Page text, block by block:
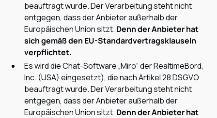
beauftragt wurde. Der Verarbeitung steht nicht
entgegen, dass der Anbieter außerhalb der
Europäischen Union sitzt. Denn der Anbieter hat
sich gemäß den EU-Standardvertragsklauseln
verpflichtet.
Es wird die Chat-Software „Miro“ der RealtimeBord,
Inc. (USA) eingesetzt), die nach Artikel 28 DSGVO
beauftragt wurde. Der Verarbeitung steht nicht
entgegen, dass der Anbieter außerhalb der
Europäischen Union sitzt. Denn der Anbieter hat